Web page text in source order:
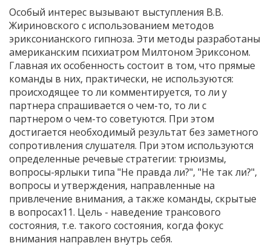
Особый интерес вызывают выступления В.В.
Жириновского с использованием методов
эриксонианского гипноза. Эти методы разработаны
американским психиатром Милтоном Эриксоном.
Главная их особенность состоит в том, что прямые
команды в них, практически, не используются:
происходящее то ли комментируется, то ли у
партнера спрашивается о чем-то, то ли с
партнером о чем-то советуются. При этом
достигается необходимый результат без заметного
сопротивления слушателя. При этом используются
определенные речевые стратегии: трюизмы,
вопросы-ярлыки типа "Не правда ли?", "Не так ли?",
вопросы и утверждения, направленные на
привлечение внимания, а также команды, скрытые
в вопросах11. Цель - наведение трансового
состояния, т.е. такого состояния, когда фокус
внимания направлен внутрь себя.